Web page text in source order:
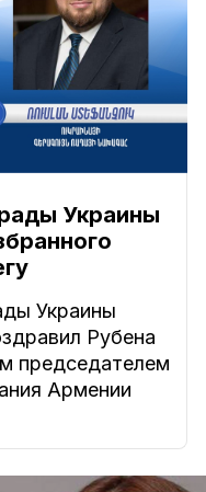
Украины
Украины
Рубена
председателем
Армении